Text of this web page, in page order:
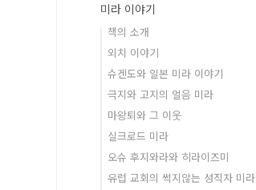
미라 이야기
책의 소개
외치 이야기
슈겐도와 일본 미라 이야기
극지와 고지의 얼음 미라
마왕퇴와 그 이웃
실크로드 미라
오슈 후지와라와 히라이즈미
유럽 교회의 썩지않는 성직자 미라